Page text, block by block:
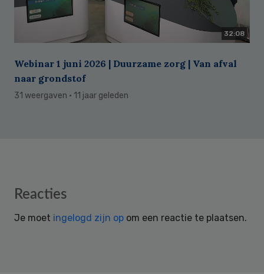
32:08
Webinar 1 juni 2026 | Duurzame zorg | Van afval
naar grondstof
31 weergaven · 11 jaar geleden
Reader
Reacties
Je moet ingelogd zijn op om een reactie te plaatsen.